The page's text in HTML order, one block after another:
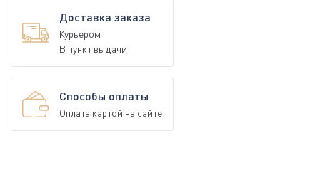
Доставка заказа
Курьером
В пункт выдачи
Способы оплаты
Оплата картой на сайте